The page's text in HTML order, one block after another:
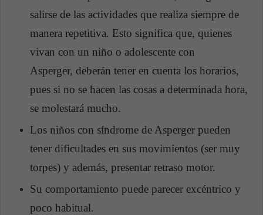
salirse de las actividades que realiza siempre de
manera repetitiva. Esto significa que, quienes
vivan con un niño o adolescente con
Asperger, deberán tener en cuenta los horarios,
pues si no se hacen las cosas a determinada hora,
se molestará mucho.
Los niños con síndrome de Asperger pueden
tener dificultades en sus movimientos (ser muy
torpes) y además, presentar retraso motor.
Su comportamiento puede parecer excéntrico y
poco habitual.